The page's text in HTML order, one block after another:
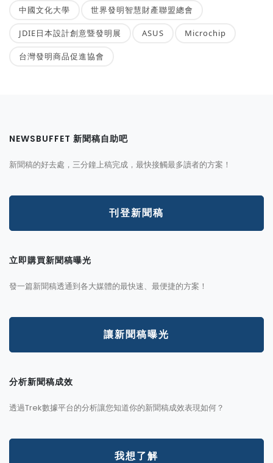
中國文化大學 世界發明智慧財產聯盟總會
JDIE日本設計創意暨發明展 ASUS Microchip
台灣發明商品促進協會
NEWSBUFFET 新聞稿自助吧
新聞稿的好去處，三分鐘上稿完成，最快接觸最多讀者的方案！
刊登新聞稿
立即購買新聞稿曝光
發一篇新聞稿透通到各大媒體的最快速、最便捷的方案！
讓新聞稿曝光
分析新聞稿成效
透過Trek數據平台的分析讓您知道你的新聞稿成效表現如何？
我想了解